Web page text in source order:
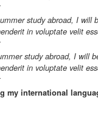
study abroad, I will
in voluptate velit
study abroad, I will
in voluptate velit
my international